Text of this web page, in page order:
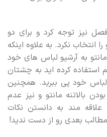
نیز توجه کرد و برای دو
نکرد. به علاوه اینکه
به آرشیو لباس های خود
استفاده کرده اید به چشتان
خود پی ببرید. همچنین
بالاتنه مانتو و نیز عدم
مند به دانستن نکات
بعدی رو از دست ندید!